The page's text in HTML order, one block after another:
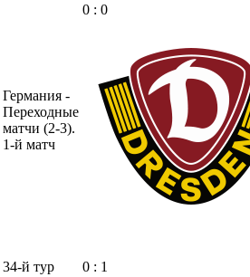
Германия -
Переходные
матчи (2-3).
1-й матч
0 : 0
34-й тур 0 : 1